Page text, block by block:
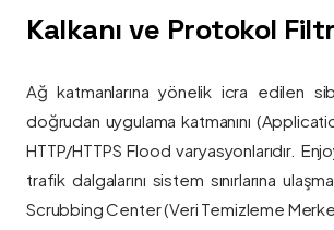
Kalkanı ve Protokol
Ağ katmanlarına yönelik icra edilen
doğrudan uygulama katmanını
HTTP/HTTPS Flood varyasyonlarıdır.
trafik dalgalarını sistem sınırlarına
Scrubbing Center (Veri Temizleme